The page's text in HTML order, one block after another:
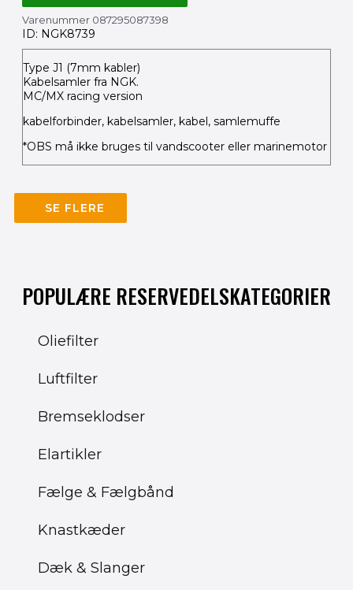
Varenummer 087295087398
ID: NGK8739
Type J1 (7mm kabler)
Kabelsamler fra NGK.
MC/MX racing version
kabelforbinder, kabelsamler, kabel, samlemuffe
*OBS må ikke bruges til vandscooter eller marinemotor
SE FLERE
POPULÆRE RESERVEDELSKATEGORIER
Oliefilter
Luftfilter
Bremseklodser
Elartikler
Fælge & Fælgbånd
Knastkæder
Dæk & Slanger